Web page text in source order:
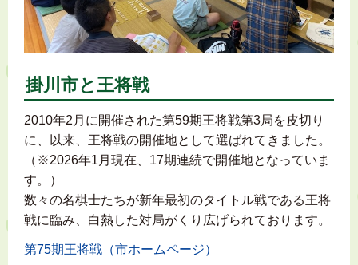
掛川市と王将戦
2010年2月に開催された第59期王将戦第3局を皮切り
に、以来、王将戦の開催地として選ばれてきました。
（※2026年1月現在、17期連続で開催地となっていま
す。）
数々の名棋士たちが新年最初のタイトル戦である王将
戦に臨み、白熱した対局がくり広げられております。
第75期王将戦（市ホームページ）